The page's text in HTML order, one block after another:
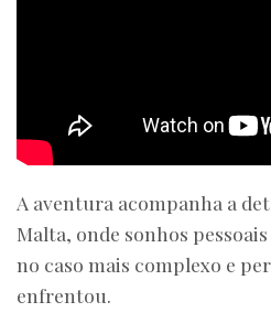
A aventura acompanha a
Malta, onde sonhos
no caso mais complexo e
enfrentou.